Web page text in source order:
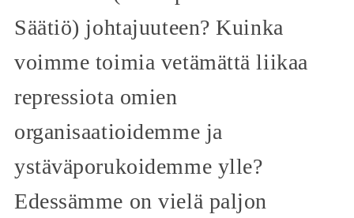
Säätiö) johtajuuteen? Kuinka
voimme toimia vetämättä liikaa
repressiota omien
organisaatioidemme ja
ystäväporukoidemme ylle?
Edessämme on vielä paljon